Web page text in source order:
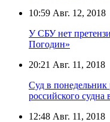
10:59 Авг. 12, 2018
У СБУ нет
Погодин»
20:21 Авг. 11, 2018
Суд в понедельник
российского судна
12:48 Авг. 11, 2018